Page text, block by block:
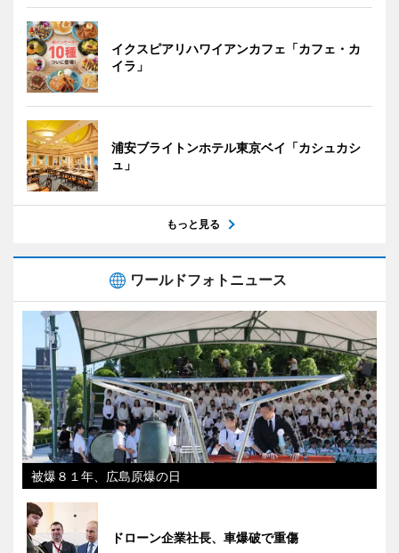
イクスピアリハワイアンカフェ「カフェ・カ
イラ」
浦安ブライトンホテル東京ベイ「カシュカシ
ュ」
もっと見る
ワールドフォトニュース
被爆８１年、広島原爆の日
ドローン企業社長、車爆破で重傷